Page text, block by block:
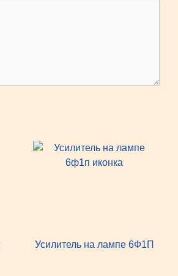
Усилитель на лампе 6Ф1П